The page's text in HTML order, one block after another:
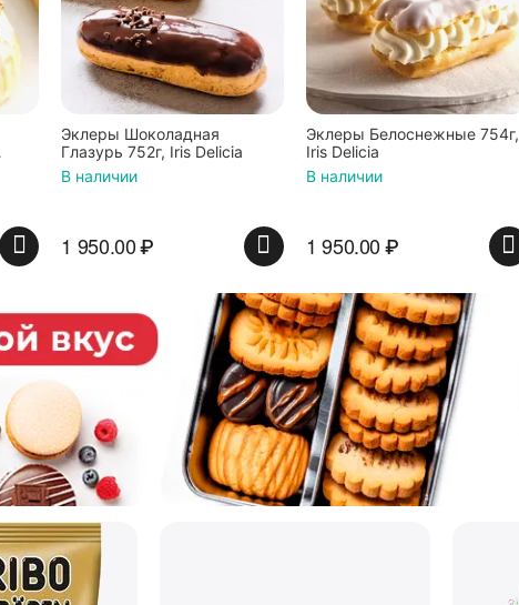
Эклеры Шоколадная
Глазурь 752г, Iris Delicia
В наличии
1 950.00₽
Эклеры Белоснежные 754г,
Iris Delicia
В наличии
1 950.00₽